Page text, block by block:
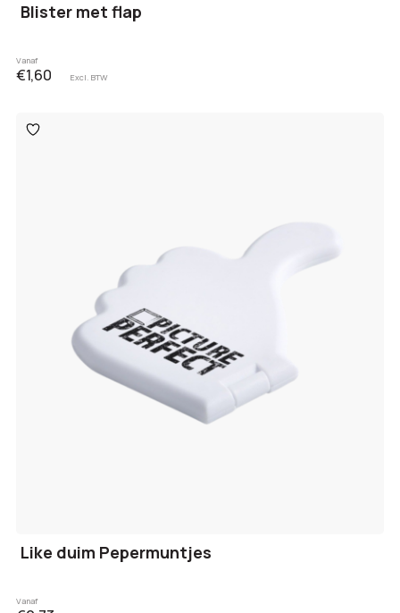
Blister met flap
Vanaf
€1,60 Excl. BTW
Toevoegen
aan
Like duim Pepermuntjes
Vanaf